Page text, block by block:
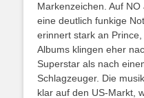
Markenzeichen. Auf NO
eine deutlich funkige
erinnert stark an
Albums klingen eher
Superstar als nach
Schlagzeuger. Die
klar auf den US-Markt,